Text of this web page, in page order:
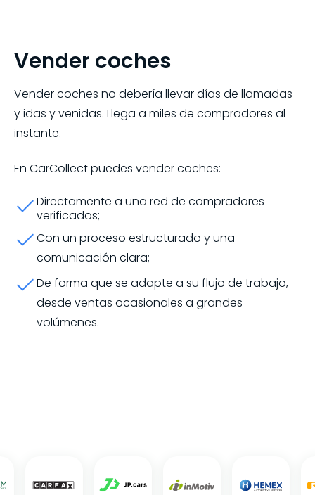
Vender coches
Vender coches no debería llevar días de llamadas
y idas y venidas. Llega a miles de compradores al
instante.
En CarCollect puedes vender coches:
Directamente a una red de compradores
verificados;
Con un proceso estructurado y una
comunicación clara;
De forma que se adapte a su flujo de trabajo,
desde ventas ocasionales a grandes
volúmenes.